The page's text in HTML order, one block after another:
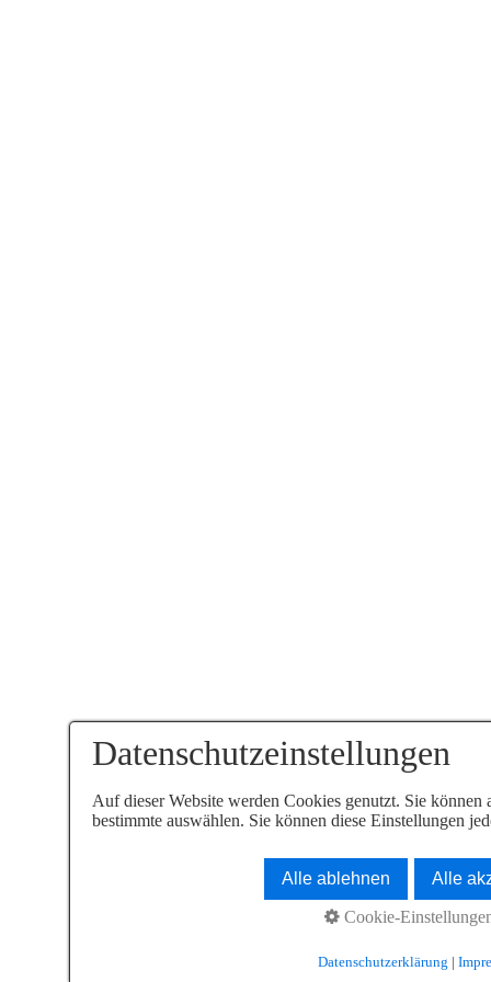
Datenschutzeinstellungen
Auf dieser Website werden Cookies genutzt. Sie können
bestimmte auswählen. Sie können diese Einstellungen
Alle ablehnen Alle
Cookie-
Datenschutzerklärung |